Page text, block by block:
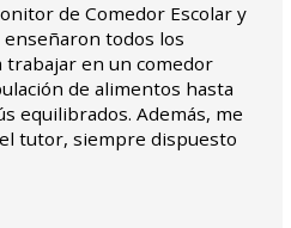
de Comedor Escolar y
todos los
trabajar en un comedor
de alimentos hasta
equilibrados. Además, me
tutor, siempre dispuesto